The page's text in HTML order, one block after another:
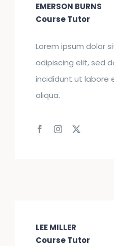
EMERSON BURNS
Course Tutor
Lorem ipsum dolor
adipiscing elit, sed
incididunt ut labore
aliqua.
LEE MILLER
Course Tutor